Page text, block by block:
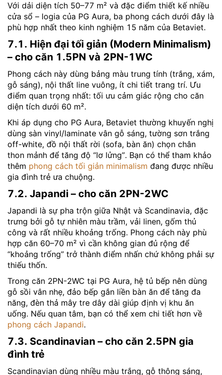
Với dải diện tích 50–77 m² và đặc điểm thiết kế nhiều
cửa sổ – logia của PG Aura, ba phong cách dưới đây là
phù hợp nhất theo kinh nghiệm 15 năm của Betaviet.
7.1. Hiện đại tối giản (Modern Minimalism)
– cho căn 1.5PN và 2PN-1WC
Phong cách này dùng bảng màu trung tính (trắng, xám,
gỗ sáng), nội thất line vuông, ít chi tiết trang trí. Ưu
điểm quan trọng nhất: tối ưu cảm giác rộng cho căn
diện tích dưới 60 m².
Khi áp dụng cho PG Aura, Betaviet thường khuyến nghị
dùng sàn vinyl/laminate vân gỗ sáng, tường sơn trắng
off-white, đồ nội thất rời (sofa, bàn ăn) chọn chân
thon mảnh để tăng độ “lơ lửng”. Bạn có thể tham khảo
thêm phong cách tối giản minimalism đang được nhiều
gia đình trẻ ưa chuộng.
7.2. Japandi – cho căn 2PN-2WC
Japandi là sự pha trộn giữa Nhật và Scandinavia, đặc
trưng bởi gỗ tự nhiên màu trầm, vải linen, gốm thủ
công và rất nhiều khoảng trống. Phong cách này phù
hợp căn 60–70 m² vì cần không gian đủ rộng để
“khoảng trống” trở thành điểm nhấn chứ không phải sự
thiếu thốn.
Trong căn 2PN-2WC tại PG Aura, hệ tủ bếp nên dùng
gỗ sồi vân nhẹ, đảo bếp gắn liền bàn ăn để tăng đa
năng, đèn thả mây tre dây dài giúp định vị khu ăn
uống. Nếu quan tâm, bạn có thể xem chi tiết hơn về
phong cách Japandi.
7.3. Scandinavian – cho căn 2.5PN gia
đình trẻ
Scandinavian dùng nhiều màu trắng, gỗ thông sáng,